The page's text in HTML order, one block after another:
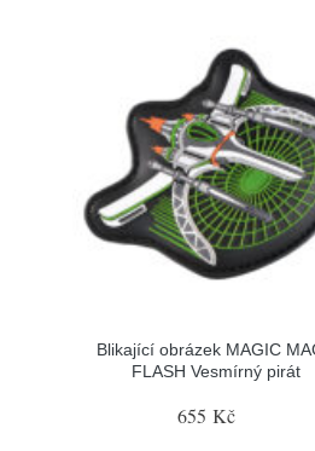
Blikající obrázek MAGIC
FLASH Vesmírný pirát
655 Kč